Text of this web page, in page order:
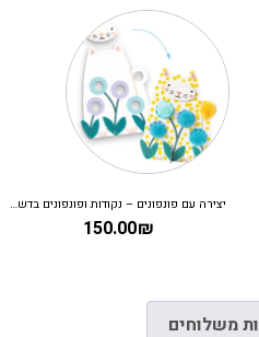
יצירה עם פונפונים – נקודות ופונפונים בדשא DJECO
150.00₪
משלוחים